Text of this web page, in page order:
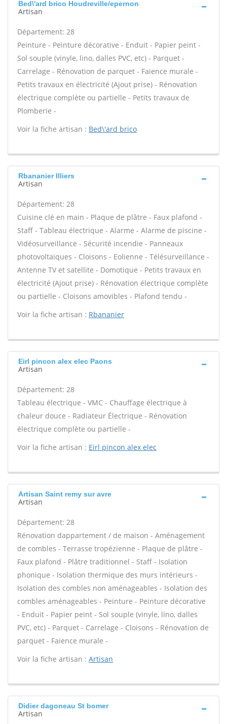
Bed\'ard brico Houdreville/epernon
Artisan
Département: 28
Peinture - Peinture décorative - Enduit - Papier peint -
Sol souple (vinyle, lino, dalles PVC, etc) - Parquet -
Carrelage - Rénovation de parquet - Faïence murale -
Petits travaux en électricité (Ajout prise) - Rénovation
électrique complète ou partielle - Petits travaux de
Plomberie -
Voir la fiche artisan : Bed\'ard brico
Rbananier Illiers
Artisan
Département: 28
Cuisine clé en main - Plaque de plâtre - Faux plafond -
Staff - Tableau électrique - Alarme - Alarme de piscine -
Vidéosurveillance - Sécurité incendie - Panneaux
photovoltaïques - Cloisons - Eolienne - Télésurveillance -
Antenne TV et satellite - Domotique - Petits travaux en
électricité (Ajout prise) - Rénovation électrique complète
ou partielle - Cloisons amovibles - Plafond tendu -
Voir la fiche artisan : Rbananier
Eirl pincon alex elec Paons
Artisan
Département: 28
Tableau électrique - VMC - Chauffage électrique à
chaleur douce - Radiateur Électrique - Rénovation
électrique complète ou partielle -
Voir la fiche artisan : Eirl pincon alex elec
Artisan Saint remy sur avre
Artisan
Département: 28
Rénovation dappartement / de maison - Aménagement
de combles - Terrasse tropézienne - Plaque de plâtre -
Faux plafond - Plâtre traditionnel - Staff - Isolation
phonique - Isolation thermique des murs intérieurs -
Isolation des combles non aménageables - Isolation des
combles aménageables - Peinture - Peinture décorative
- Enduit - Papier peint - Sol souple (vinyle, lino, dalles
PVC, etc) - Parquet - Carrelage - Cloisons - Rénovation de
parquet - Faïence murale -
Voir la fiche artisan : Artisan
Didier dagoneau St bomer
Artisan